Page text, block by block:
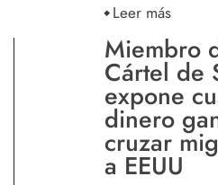
Leer más
Miembro
Cártel de
expone
dinero
cruzar
a EEUU